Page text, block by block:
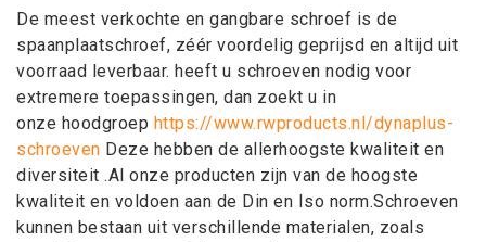
De meest verkochte en gangbare schroef is de
spaanplaatschroef, zéér voordelig geprijsd en altijd uit
voorraad leverbaar. heeft u schroeven nodig voor
extremere toepassingen, dan zoekt u in
onze hoodgroep https://www.rwproducts.nl/dynaplus-
schroeven Deze hebben de allerhoogste kwaliteit en
diversiteit .Al onze producten zijn van de hoogste
kwaliteit en voldoen aan de Din en Iso norm.Schroeven
kunnen bestaan uit verschillende materialen, zoals